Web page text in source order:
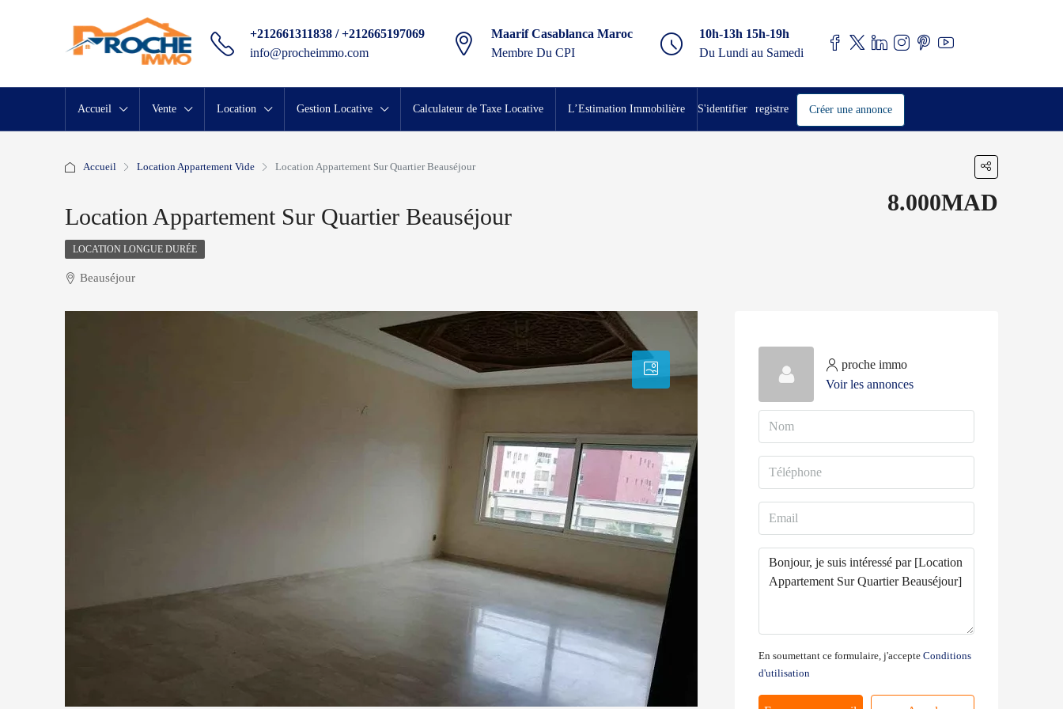
+212661311838 / +212665197069
info@procheimmo.com
Maarif Casablanca Maroc
Membre Du CPI
10h-13h 15h-19h
Du Lundi au Samedi
Accueil Vente Location Gestion Locative Calculateur de Taxe Locative L’Estimation Immobilière S'identifier registre Créer une annonce
Accueil Location Appartement Vide Location Appartement Sur Quartier Beauséjour
Location Appartement Sur Quartier Beauséjour
8.000MAD
LOCATION LONGUE DURÉE
Beauséjour
proche immo
Voir les annonces
En soumettant ce formulaire, j'accepte Conditions
d'utilisation